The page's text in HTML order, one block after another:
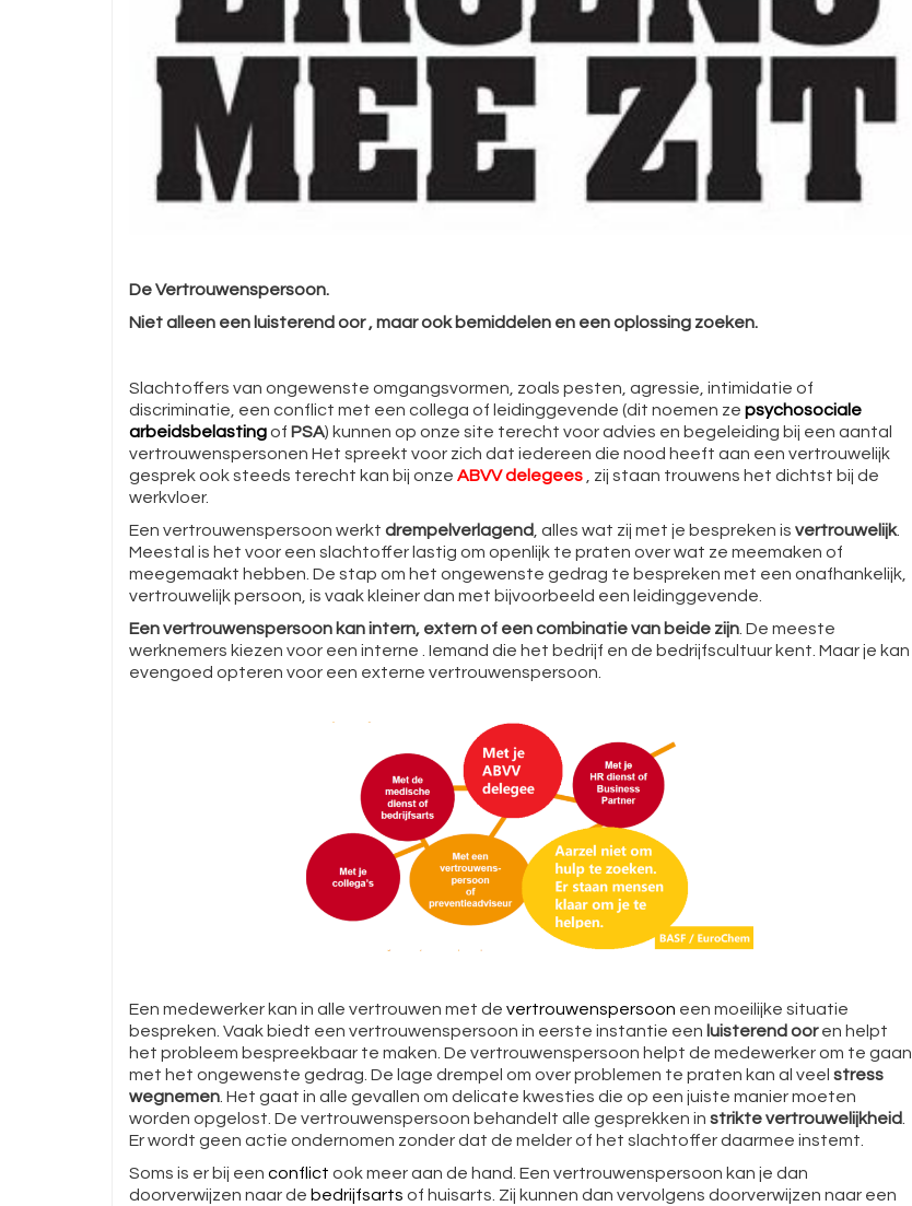
De Vertrouwenspersoon.
Niet alleen een luisterend oor , maar ook bemiddelen en een oplossing zoeken.
Slachtoffers van ongewenste omgangsvormen, zoals pesten, agressie, intimidatie of
discriminatie, een conflict met een collega of leidinggevende (dit noemen ze psychosociale
arbeidsbelastingof PSA) kunnen op onze site terecht voor advies en begeleiding bij een aantal
vertrouwenspersonen Het spreekt voor zich dat iedereen die nood heeft aan een vertrouwelijk
gesprek ook steeds terecht kan bij onze ABVV delegees , zij staan trouwens het dichtst bij de
werkvloer.
Een vertrouwenspersoon werkt drempelverlagend , alles wat zij met je bespreken is vertrouwelijk.
Meestal is het voor een slachtoffer lastig om openlijk te praten over wat ze meemaken of
meegemaakt hebben. De stap om het ongewenste gedrag te bespreken met een onafhankelijk,
vertrouwelijk persoon, is vaak kleiner dan met bijvoorbeeld een leidinggevende.
Een vertrouwenspersoon kan intern, extern of een combinatie van beide zijn . De meeste
werknemers kiezen voor een interne . Iemand die het bedrijf en de bedrijfscultuur kent. Maar je kan
evengoed opteren voor een externe vertrouwenspersoon.
Een medewerker kan in alle vertrouwen met de vertrouwenspersoon een moeilijke situatie
bespreken. Vaak biedt een vertrouwenspersoon in eerste instantie een luisterend ooren helpt
het probleem bespreekbaar te maken. De vertrouwenspersoon helpt de medewerker om te gaan
met het ongewenste gedrag. De lage drempel om over problemen te praten kan al veel stress
wegnemen . Het gaat in alle gevallen om delicate kwesties die op een juiste manier moeten
worden opgelost. De vertrouwenspersoon behandelt alle gesprekken in strikte vertrouwelijkheid
Er wordt geen actie ondernomen zonder dat de melder of het slachtoffer daarmee instemt.
Soms is er bij een conflict ook meer aan de hand. Een vertrouwenspersoon kan je dan
doorverwijzen naar de bedrijfsarts of huisarts. Zij kunnen dan vervolgens doorverwijzen naar een